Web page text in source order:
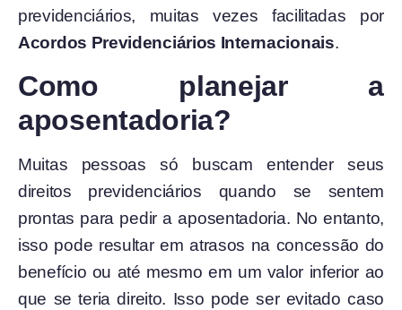
previdenciários, muitas vezes facilitadas por
Acordos Previdenciários Internacionais.
Como planejar a
aposentadoria?
Muitas pessoas só buscam entender seus
direitos previdenciários quando se sentem
prontas para pedir a aposentadoria. No entanto,
isso pode resultar em atrasos na concessão do
benefício ou até mesmo em um valor inferior ao
que se teria direito. Isso pode ser evitado caso